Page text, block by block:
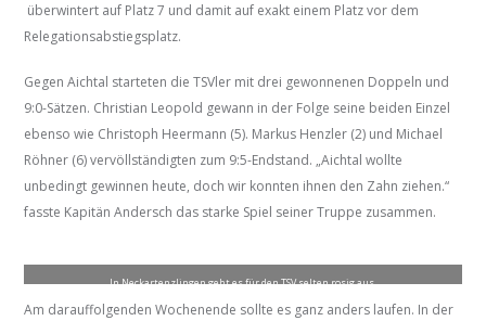
überwintert auf Platz 7 und damit auf exakt einem Platz vor dem
Relegationsabstiegsplatz.
Gegen Aichtal starteten die TSVler mit drei gewonnenen Doppeln und
9:0-Sätzen. Christian Leopold gewann in der Folge seine beiden Einzel
ebenso wie Christoph Heermann (5). Markus Henzler (2) und Michael
Röhner (6) vervöllständigten zum 9:5-Endstand. „Aichtal wollte
unbedingt gewinnen heute, doch wir konnten ihnen den Zahn ziehen.“
fasste Kapitän Andersch das starke Spiel seiner Truppe zusammen.
In Neckartenzlingen geht es für den TSV selten rosig aus.
Am darauffolgenden Wochenende sollte es ganz anders laufen. In der